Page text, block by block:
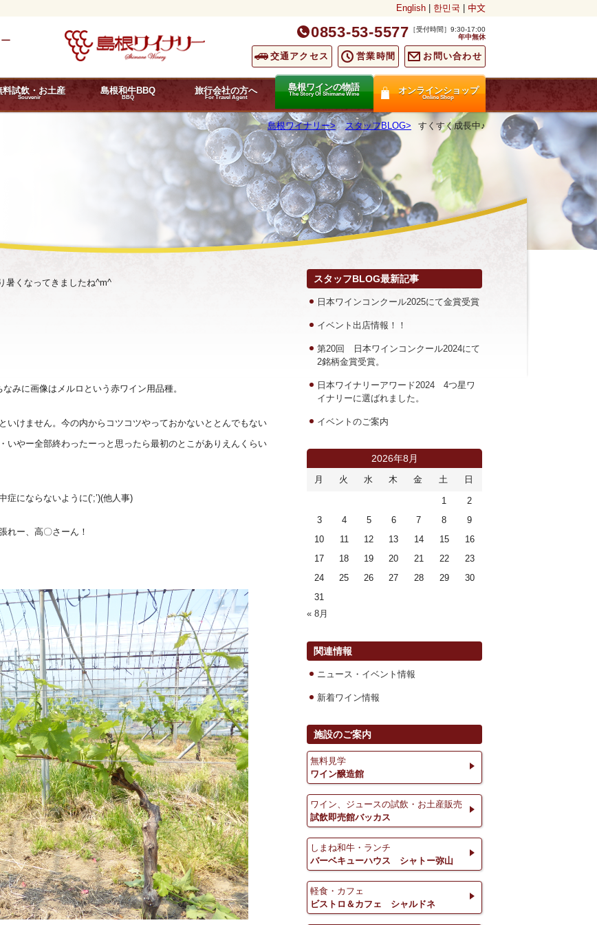
English 한민국 中文
［受付時間］9:30-17:00
年中無休
0853-53-5577
交通アクセス お問い合わせ
営業時間
料試飲・お土産
Souvenir
島根和牛BBQ
BBQ
旅行会社の方へ
For Travel Agent
島根ワインの物語
The Story Of Shimane Wine オンラインショップ
Online Shop
島根ワイナリー スタッフBLOG すくすく成長中♪
暑くなってきましたね^m^
みに画像はメルロという赤ワイン用品種。
いけません。今の内からコツコツやっておかないととんでもない
いやー全部終わったーっと思ったら最初のとこがありえんくらい
にならないように(‘;’)(他人事)
れー、高〇さーん！
スタッフBLOG最新記事
日本ワインコンクール2025にて金賞受賞
イベント出店情報！！
第20回 日本ワインコンクール2024にて
2銘柄金賞受賞。
日本ワイナリーアワード2024 4つ星ワ
イナリーに選ばれました。
イベントのご案内
2026年8月
月 火 水 木 金 土 日
« 8月
1
2
3
4 5 6 7 8
9
10
11 12 13 14 15
16
17
18 19 20 21 22
23
24
25 26 27 28 29
30
31
関連情報
ニュース・イベント情報
新着ワイン情報
施設のご案内
無料見学
ワイン醸造館
ワイン、ジュースの試飲・お土産販売
試飲即売館バッカス
しまね和牛・ランチ
バーベキューハウス シャトー弥山
軽食・カフェ
ビストロ＆カフェ シャルドネ